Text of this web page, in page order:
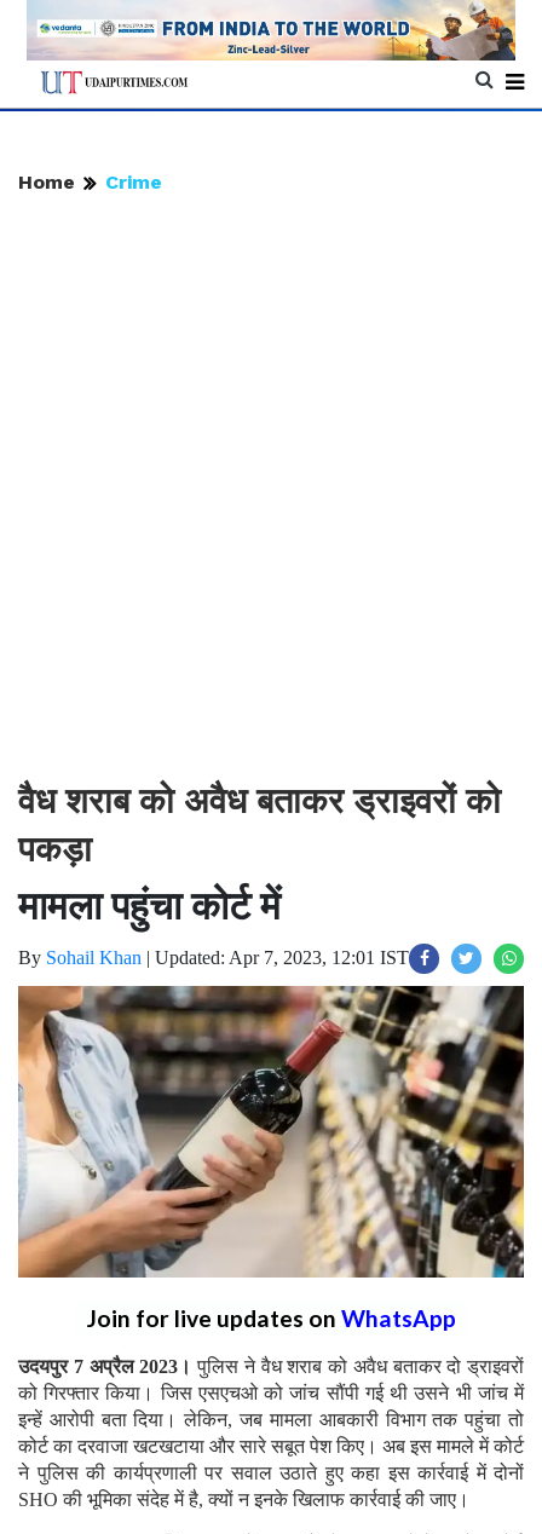
Home Crime
वैध शराब को अवैध बताकर ड्राइवरों को
पकड़ा
मामला पहुंचा कोर्ट में
By Sohail Khan | Updated: Apr 7, 2023, 12:01 IST
Join for live updates on WhatsApp
उदयपुर 7 अप्रैल 2023। पुलिस ने वैध शराब को अवैध बताकर दो ड्राइवरों
को गिरफ्तार किया। जिस एसएचओ को जांच सौंपी गई थी उसने भी जांच में
इन्हें आरोपी बता दिया। लेकिन, जब मामला आबकारी विभाग तक पहुंचा तो
कोर्ट का दरवाजा खटखटाया और सारे सबूत पेश किए। अब इस मामले में कोर्ट
ने पुलिस की कार्यप्रणाली पर सवाल उठाते हुए कहा इस कार्रवाई में दोनों
SHO की भूमिका संदेह में है, क्यों न इनके खिलाफ कार्रवाई की जाए।